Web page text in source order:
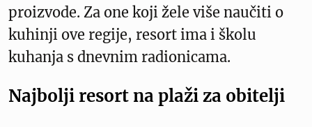
proizvode. Za one koji žele više naučiti o
kuhinji ove regije, resort ima i školu
kuhanja s dnevnim radionicama.
Najbolji resort na plaži za obitelji